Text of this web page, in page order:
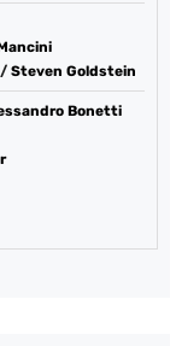
/ Steven Goldstein
Bonetti